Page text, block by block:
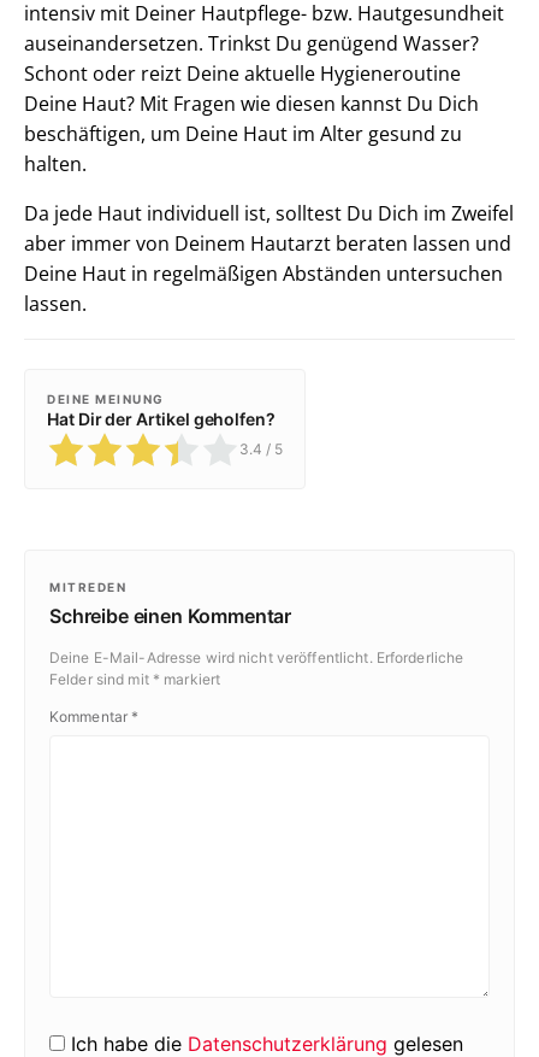
intensiv mit Deiner Hautpflege- bzw. Hautgesundheit
auseinandersetzen. Trinkst Du genügend Wasser?
Schont oder reizt Deine aktuelle Hygieneroutine
Deine Haut? Mit Fragen wie diesen kannst Du Dich
beschäftigen, um Deine Haut im Alter gesund zu
halten.
Da jede Haut individuell ist, solltest Du Dich im Zweifel
aber immer von Deinem Hautarzt beraten lassen und
Deine Haut in regelmäßigen Abständen untersuchen
lassen.
DEINE MEINUNG
Hat Dir der Artikel geholfen?
3.4 / 5
MITREDEN
Schreibe einen Kommentar
Deine E-Mail-Adresse wird nicht veröffentlicht. Erforderliche
Felder sind mit * markiert
Kommentar *
Ich habe die Datenschutzerklärung gelesen